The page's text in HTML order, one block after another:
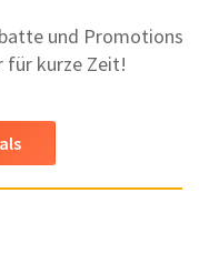
und Promotions
für kurze Zeit!